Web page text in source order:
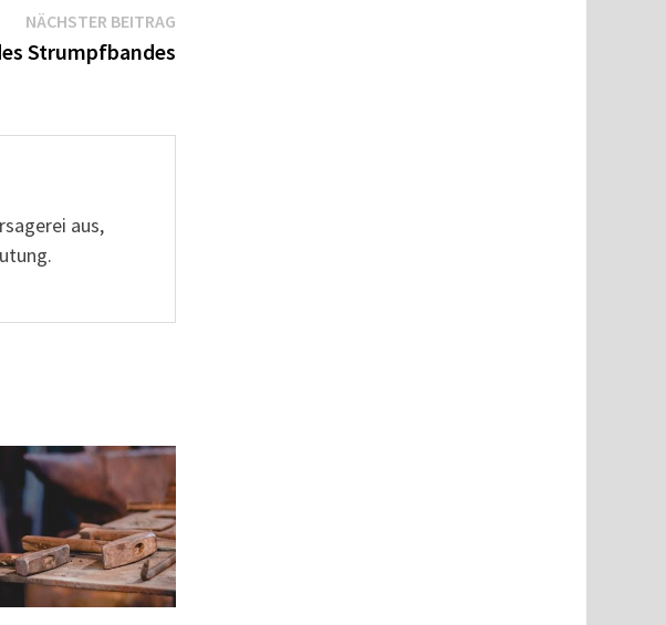
NÄCHSTER BEITRAGNächster
Beitrag:
Strumpfbandes
aus,